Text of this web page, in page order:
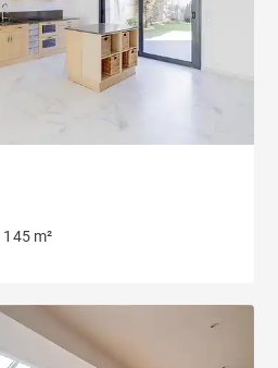
145 m²